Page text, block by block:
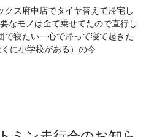
クス府中店でタイヤ替えて帰宅し
なモノは全て乗せてたので直行し
で寝たい一心で帰って寝て起きた
に小学校がある）の今